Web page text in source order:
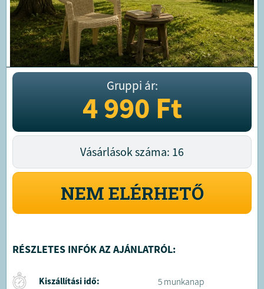
Gruppi ár:
4 990Ft
Vásárlások száma: 16
NEM ELÉRHETŐ
RÉSZLETES INFÓK AZ AJÁNLATRÓL:
Kiszállítási idő: 5 munkanap